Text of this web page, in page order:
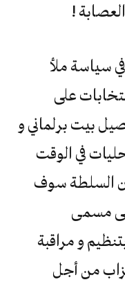
!
سياسة ملأ
على
بيت برلماني و
في الوقت
السلطة سوف
مسمى
و مراقبة
من أجل